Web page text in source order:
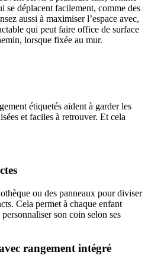
se déplacent facilement, comme des
aussi à maximiser l’espace avec,
qui peut faire office de surface
lorsque fixée au mur.
étiquetés aident à garder les
et faciles à retrouver. Et cela
ou des panneaux pour diviser
Cela permet à chaque enfant
son coin selon ses
rangement intégré